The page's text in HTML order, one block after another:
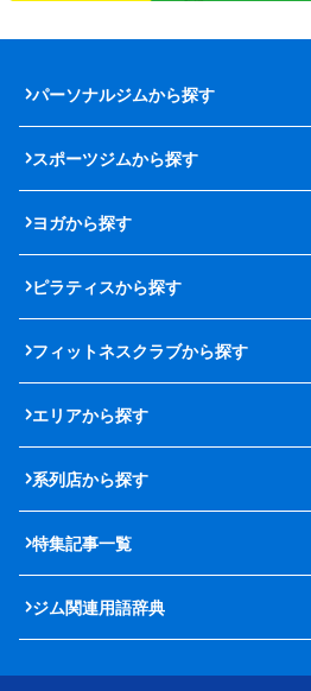
パーソナルジムから探す
スポーツジムから探す
ヨガから探す
ピラティスから探す
フィットネスクラブから探す
エリアから探す
系列店から探す
特集記事一覧
ジム関連用語辞典